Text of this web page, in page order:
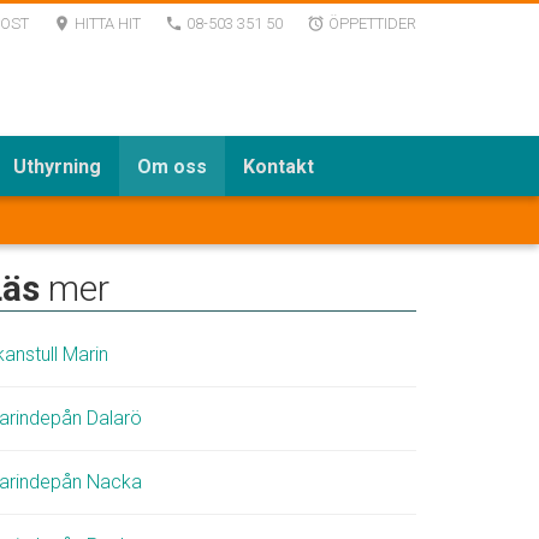
room HITTA HIT local_phone 08-503 351 50 alarm ÖPPETTIDER
Uthyrning Om oss Kontakt
mer
Marin
Dalarö
Nacka